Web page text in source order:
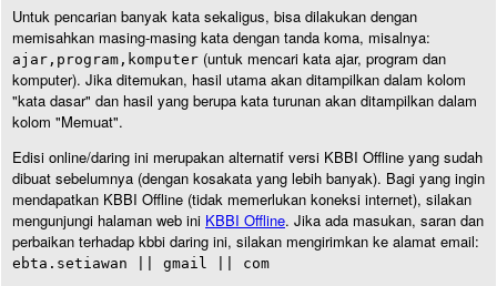
Untuk pencarian banyak kata sekaligus, bisa dilakukan dengan
memisahkan masing-masing kata dengan tanda koma, misalnya:
ajar,program,komputer (untuk mencari kata ajar, program dan
komputer). Jika ditemukan, hasil utama akan ditampilkan dalam kolom
"kata dasar" dan hasil yang berupa kata turunan akan ditampilkan dalam
kolom "Memuat".
Edisi online/daring ini merupakan alternatif versi KBBI Offline yang sudah
dibuat sebelumnya (dengan kosakata yang lebih banyak). Bagi yang ingin
mendapatkan KBBI Offline (tidak memerlukan koneksi internet), silakan
mengunjungi halaman web ini KBBI Offline. Jika ada masukan, saran dan
perbaikan terhadap kbbi daring ini, silakan mengirimkan ke alamat email:
ebta.setiawan || gmail || com